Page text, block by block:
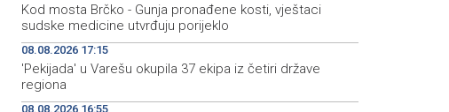
Kod mosta Brčko - Gunja pronađene kosti, vještaci
sudske medicine utvrđuju porijeklo
08.08.2026 17:15
'Pekijada' u Varešu okupila 37 ekipa iz četiri države
regiona
08.08.2026 16:55